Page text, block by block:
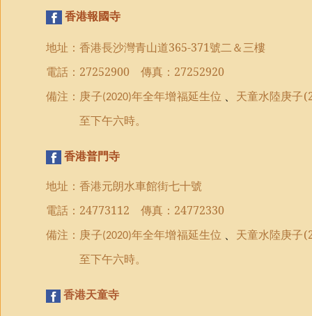
香港報國寺
地址：香港長沙灣青山道365-371號二＆三樓
電話： 27252900 傳真： 27252920
備注： 庚子(2020)年全年增福延生位 、 天童水陸庚子
至下午六時。
香港普門寺
地址：香港元朗水車館街七十號
電話： 24773112 傳真： 24772330
備注： 庚子(2020)年全年增福延生位 、 天童水陸庚子
至下午六時。
香港天童寺